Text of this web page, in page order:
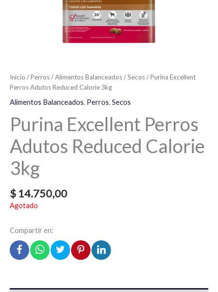
Inicio /Perros/Alimentos Balanceados/Secos/ Purina Excellent
Perros Adutos Reduced Calorie 3kg
Alimentos Balanceados, Perros, Secos
Purina Excellent Perros
Adutos Reduced Calorie
3kg
$ 14.750,00
Agotado
Compartir en: